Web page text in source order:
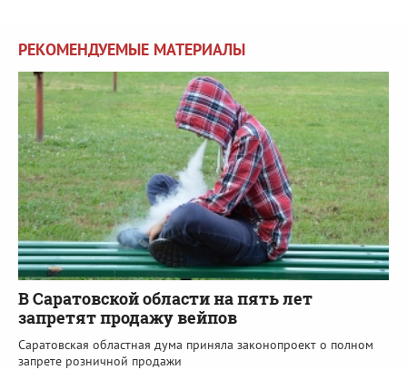
РЕКОМЕНДУЕМЫЕ МАТЕРИАЛЫ
В Саратовской области на пять лет
запретят продажу вейпов
Саратовская областная дума приняла законопроект о полном
запрете розничной продажи